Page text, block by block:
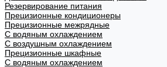
Резервирование питания
Прецизионные кондиционеры
Прецизионные межрядные
С водяным охлаждением
С воздушным охлаждением
Прецизионные шкафные
С водяным охлаждением